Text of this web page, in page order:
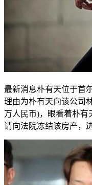
最新消息朴有天位于首
理由为朴有天向该公司
万人民币)，眼看着朴有
请向法院冻结该房产，